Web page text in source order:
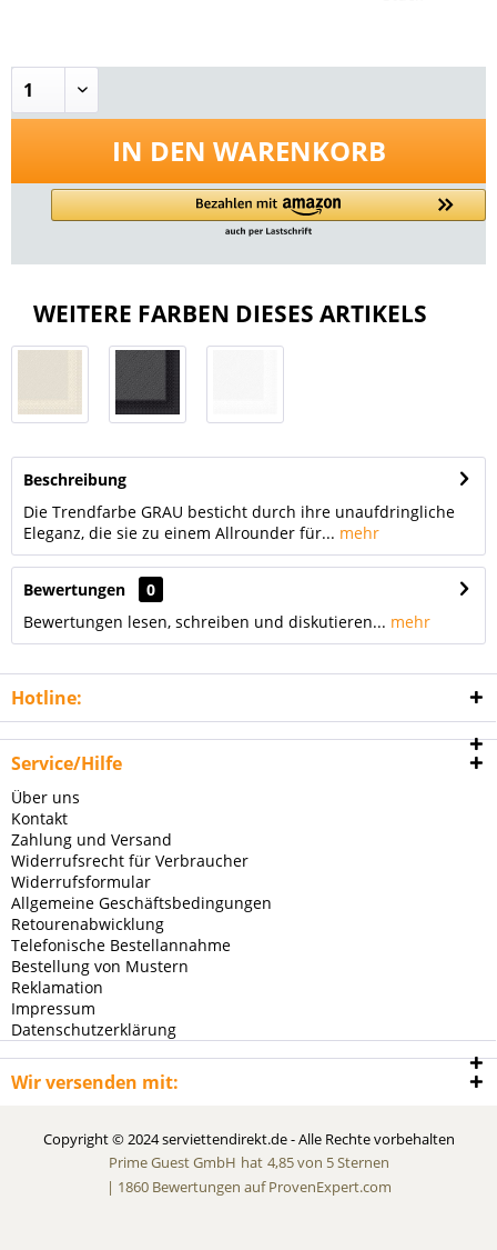
IN DEN WARENKORB
WEITERE FARBEN DIESES ARTIKELS
Beschreibung
Die Trendfarbe GRAU besticht durch ihre unaufdringliche
Eleganz, die sie zu einem Allrounder für... mehr
Bewertungen
0
Bewertungen lesen, schreiben und diskutieren... mehr
Hotline:
Service/Hilfe
Über uns
Kontakt
Zahlung und Versand
Widerrufsrecht für Verbraucher
Widerrufsformular
Allgemeine Geschäftsbedingungen
Retourenabwicklung
Telefonische Bestellannahme
Bestellung von Mustern
Reklamation
Impressum
Datenschutzerklärung
Wir versenden mit:
Copyright © 2024 serviettendirekt.de - Alle Rechte vorbehalten
Prime Guest GmbH hat 4,85von 5Sternen
| 1860Bewertungen auf ProvenExpert.com